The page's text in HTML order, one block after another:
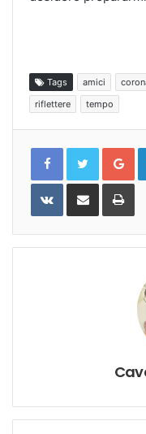
Tags amici
riflettere
tempo
VKontakteShare
Email